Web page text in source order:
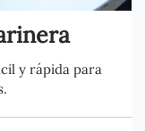
y rápida para